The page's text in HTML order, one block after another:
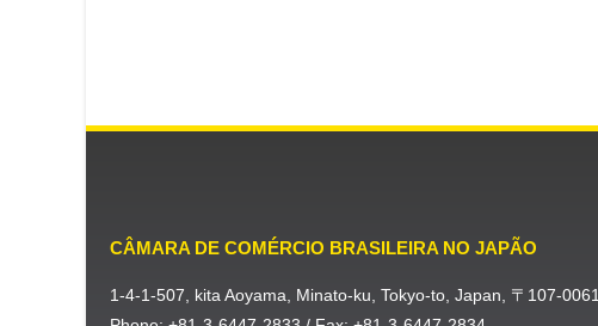
CÂMARA DE COMÉRCIO BRASILEIRA NO JAPÃO
1-4-1-507, kita Aoyama, Minato-ku, Tokyo-to, Japan, 〒107-0061